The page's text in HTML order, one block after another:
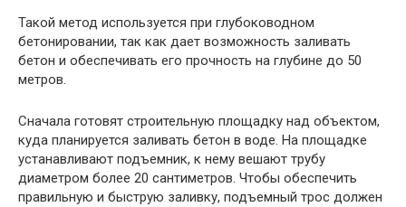
Такой метод используется при глубоководном
бетонировании, так как дает возможность заливать
бетон и обеспечивать его прочность на глубине до 50
метров.
Сначала готовят строительную площадку над объектом,
куда планируется заливать бетон в воде. На площадке
устанавливают подъемник, к нему вешают трубу
диаметром более 20 сантиметров. Чтобы обеспечить
правильную и быструю заливку, подъемный трос должен